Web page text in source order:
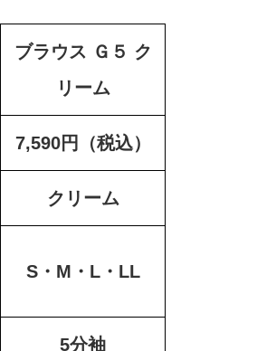
ブラウス Ｇ５ ク
リーム
7,590円（税込）
クリーム
S・M・L・LL
5分袖